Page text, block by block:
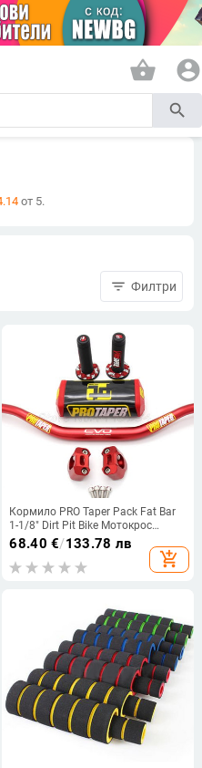
shopping_basket account_circle
search
от 5.
filter_list Филтри
Кормило PRO Taper Pack Fat Bar
1-1/8" Dirt Pit Bike Мотокрос
Мотоциклет Кормило 810 mm
дължина 28 mm PRO алуминий
68.40 €/133.78 лв
add_shopping_cart